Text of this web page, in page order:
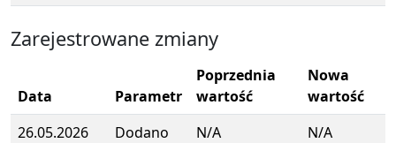
Zarejestrowane zmiany
Data Parametr
Poprzednia
wartość
Nowa
wartość
26.05.2026
Dodano N/A N/A